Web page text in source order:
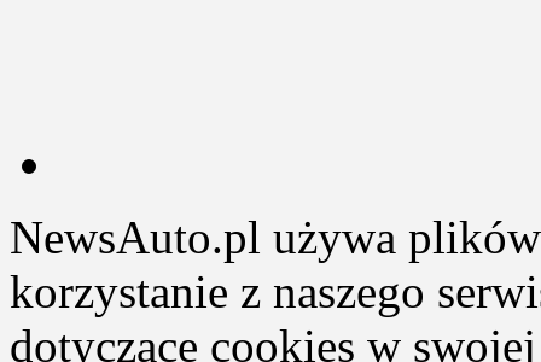
NewsAuto.pl używa
korzystanie z naszego
dotyczące cookies w